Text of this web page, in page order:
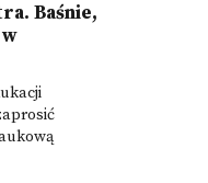
Baśnie,